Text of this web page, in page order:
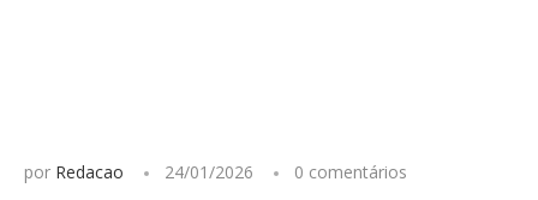
por Redacao 24/01/2026 0 comentários